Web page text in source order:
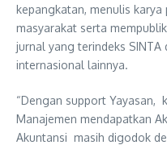
kepangkatan, menulis
masyarakat serta
jurnal yang terindeks SINTA
internasional lainnya.
“Dengan support Yayasan,
Manajemen mendapatkan
Akuntansi masih digodok